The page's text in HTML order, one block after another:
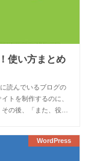
使い方まとめ
読んでいるブログの
トを制作するのに、
その後、「また、役…
WordPress